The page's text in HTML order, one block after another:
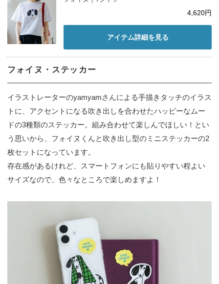
4,620円
アイテム詳細を見る
フォイヌ・ステッカー
イラストレーターのyamyamさんによる手描きタッチのイラス
トに、アクセントになる吹き出しを合わせたハッピーなムー
ドの3種類のステッカー。組み合わせて楽しんでほしい！とい
う思いから、フォイヌくんと吹き出し型のミニステッカーの2
枚セットになっています。
存在感があるけれど、スマートフォンにも貼りやすい程よい
サイズなので、色々なところで楽しめますよ！